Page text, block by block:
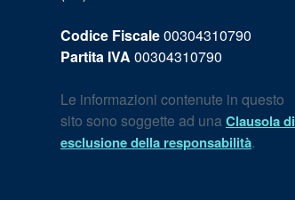
Codice Fiscale00304310790
Partita IVA 00304310790
Le informazioni contenute in questo
sito sono soggette ad unaClausola di
esclusione della responsabilità.